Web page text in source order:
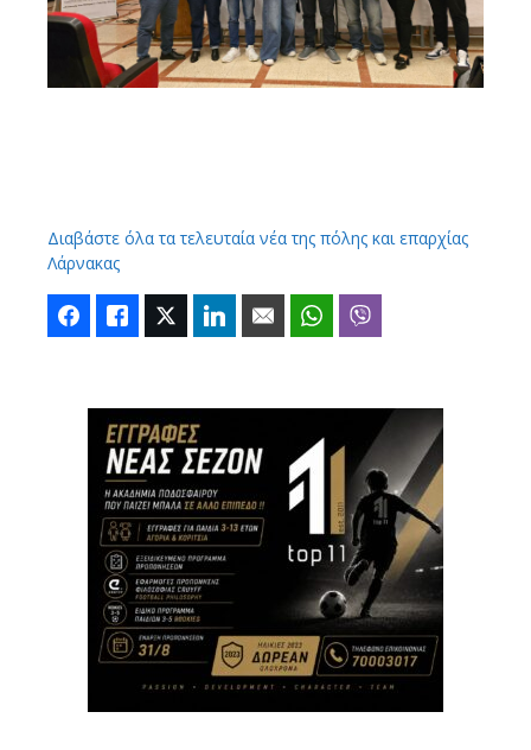
Διαβάστε όλα τα τελευταία νέα της πόλης και επαρχίας
Λάρνακας
FacebookLike Twitter LinkedIn Email WhatsApp